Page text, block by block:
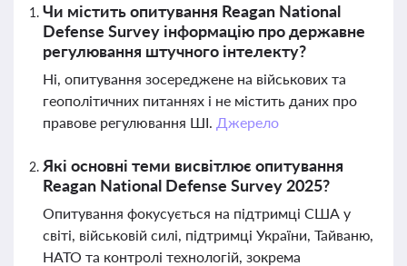
Чи містить опитування Reagan National
Defense Survey інформацію про державне
регулювання штучного інтелекту?
Ні, опитування зосереджене на військових та
геополітичних питаннях і не містить даних про
правове регулювання ШІ. Джерело
Які основні теми висвітлює опитування
Reagan National Defense Survey 2025?
Опитування фокусується на підтримці США у
світі, військовій силі, підтримці України, Тайваню,
НАТО та контролі технологій, зокрема